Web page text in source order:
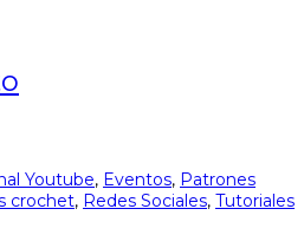
Youtube, Eventos, Patrones
crochet, Redes Sociales, Tutoriales